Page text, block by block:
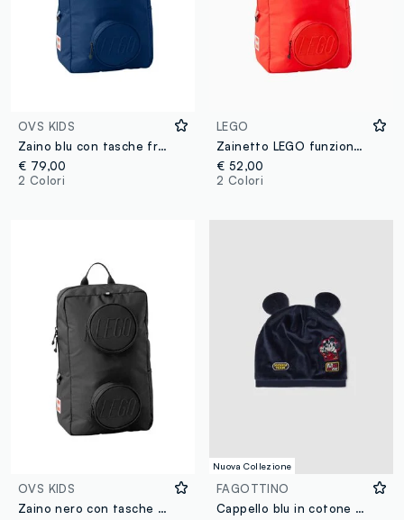
OVS KIDS
Zaino blu con tasche frontali rotonde
€ 79,00
2 Colori
LEGO
Zainetto LEGO funzionale per bambini
€ 52,00
2 Colori
OVS KIDS
Zaino nero con tasche frontali rotonde
Nuova Collezione
FAGOTTINO
Cappello blu in cotone organico con orecchie applicate e stampe Mickey